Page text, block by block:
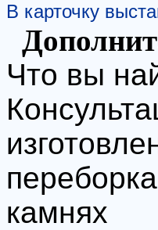
В карточку
Что вы
камнях